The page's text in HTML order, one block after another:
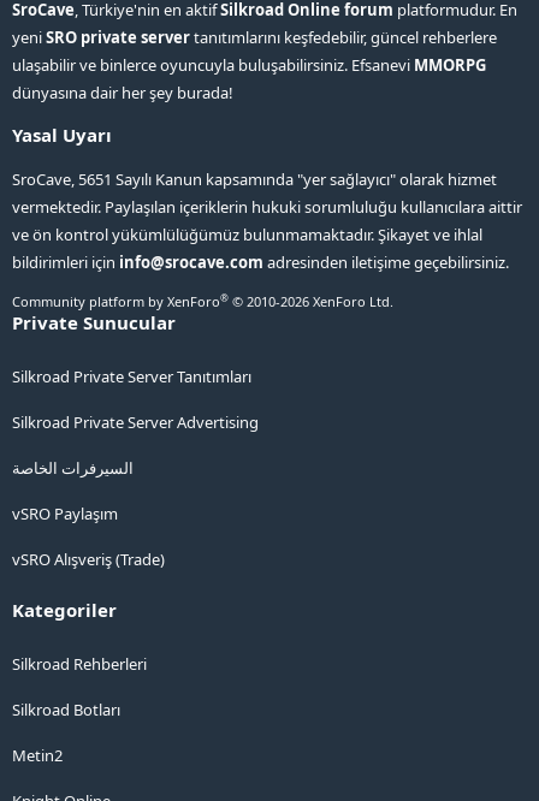
SroCave, Türkiye'nin en aktifSilkroad Online forum platformudur. En
yeniSRO private servertanıtımlarını keşfedebilir, güncel rehberlere
ulaşabilir ve binlerce oyuncuyla buluşabilirsiniz. Efsanevi MMORPG
dünyasına dair her şey burada!
Yasal Uyarı
SroCave, 5651 Sayılı Kanun kapsamında "yer sağlayıcı" olarak hizmet
vermektedir. Paylaşılan içeriklerin hukuki sorumluluğu kullanıcılara aittir
ve ön kontrol yükümlülüğümüz bulunmamaktadır. Şikayet ve ihlal
bildirimleri için info@srocave.com adresinden iletişime geçebilirsiniz.
Community platform by XenForo® © 2010-2026 XenForo Ltd.
Private Sunucular
Silkroad Private Server Tanıtımları
Silkroad Private Server Advertising
السيرفرات الخاصة
vSRO Paylaşım
vSRO Alışveriş (Trade)
Kategoriler
Silkroad Rehberleri
Silkroad Botları
Metin2